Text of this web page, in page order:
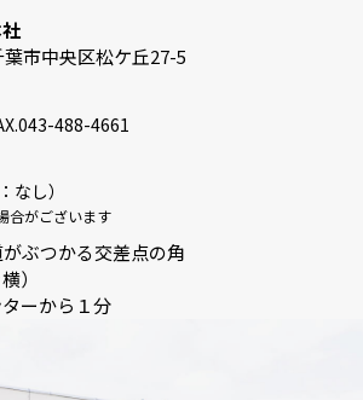
市中央区松ケ丘27-5
488-4661
し）
合がございます
ぶつかる交差点の角
）
ーから１分